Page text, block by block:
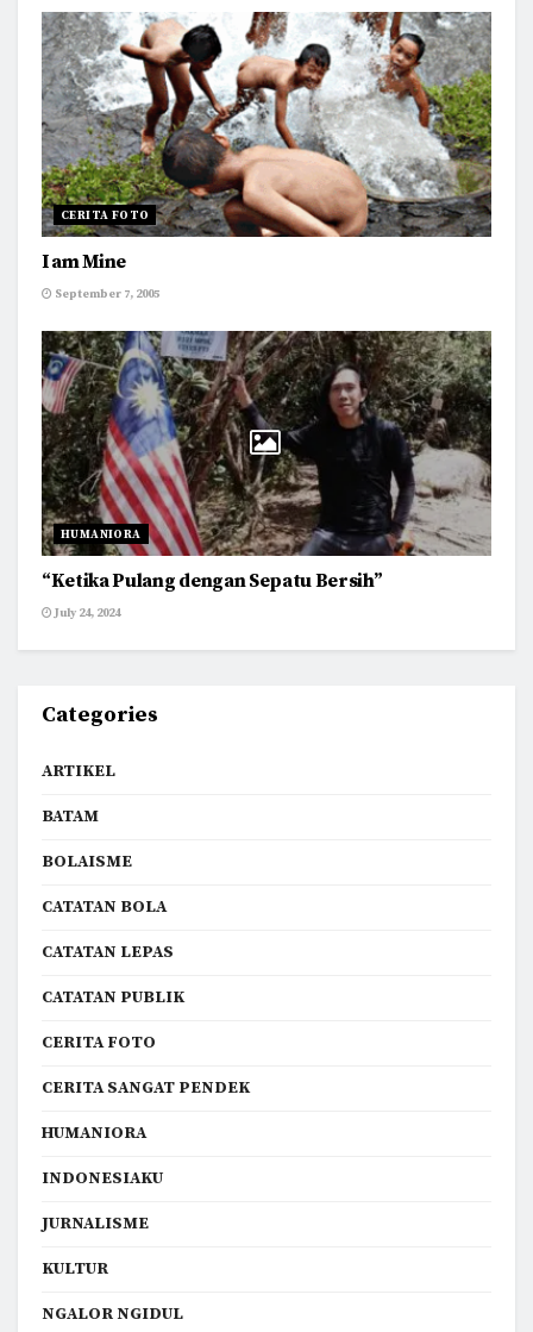
CERITA FOTO
I am Mine
September 7, 2005
HUMANIORA
“Ketika Pulang dengan Sepatu Bersih”
July 24, 2024
Categories
ARTIKEL
BATAM
BOLAISME
CATATAN BOLA
CATATAN LEPAS
CATATAN PUBLIK
CERITA FOTO
CERITA SANGAT PENDEK
HUMANIORA
INDONESIAKU
JURNALISME
KULTUR
NGALOR NGIDUL